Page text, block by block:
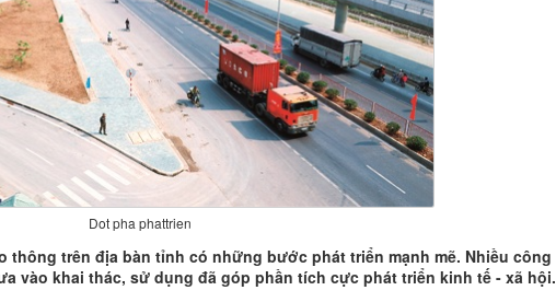
Dot pha phattrien
thông trên địa bàn tỉnh có những bước phát triển mạnh mẽ. Nhiều công
vào khai thác, sử dụng đã góp phần tích cực phát triển kinh tế - xã hội.